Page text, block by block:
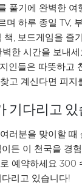
풀기에 완벽한 여
며 하루 종일 TV,
책, 보드게임을 즐
한 시간을 보내
인들은 따뜻하고
고 계신다면 피지
기다리고
러분을 맞이할 때
든 이 천국을 경
예약하세요 300
리고 있습니다!